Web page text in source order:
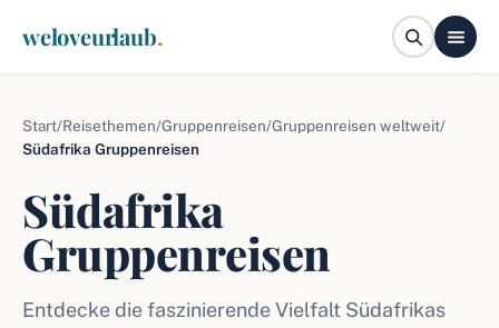
weloveurlaub.
Start/Reisethemen/Gruppenreisen/Gruppenreisen weltweit/
Südafrika Gruppenreisen
Südafrika
Gruppenreisen
Entdecke die faszinierende Vielfalt Südafrikas